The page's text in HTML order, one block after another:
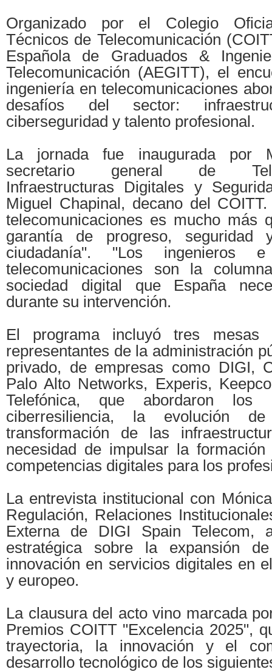
Organizado por el Colegio
Técnicos de Telecomunicación
Española de Graduados &
Telecomunicación (AEGITT), el
ingeniería en telecomunicaciones
desafíos del sector:
ciberseguridad y talento profesional.
La jornada fue inaugurada por
secretario general de
Infraestructuras Digitales y
Miguel Chapinal, decano del
telecomunicaciones es mucho más
garantía de progreso,
ciudadanía". "Los ingenieros
telecomunicaciones son la
sociedad digital que España
durante su intervención.
El programa incluyó tres mesas
representantes de la administración
privado, de empresas como DIGI,
Palo Alto Networks, Experis,
Telefónica, que abordaron
ciberresiliencia, la evolución
transformación de las
necesidad de impulsar la
competencias digitales para los
La entrevista institucional con
Regulación, Relaciones
Externa de DIGI Spain Telecom,
estratégica sobre la expansión
innovación en servicios digitales en
y europeo.
La clausura del acto vino marcada
Premios COITT "Excelencia 2025",
trayectoria, la innovación y el
desarrollo tecnológico de los